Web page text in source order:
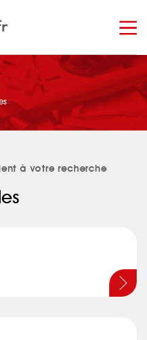
manage_search
à votre recherche